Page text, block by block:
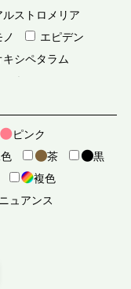
ルストロメリア
エピデン
キシペタラム
カキツ
ョン
キギク
ジャクソウ
ー
ピンク
茶
黒
複色
ュアンス